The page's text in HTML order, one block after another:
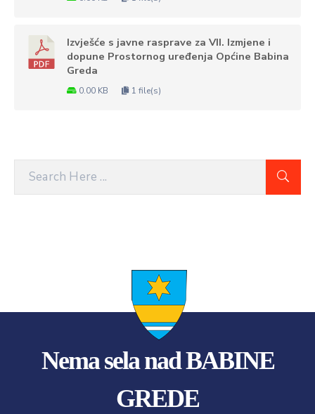
Izvješće s javne rasprave za VII. Izmjene i
dopune Prostornog uređenja Općine Babina
Greda
0.00 KB 1 file(s)
Nema sela nad BABINE
GREDE